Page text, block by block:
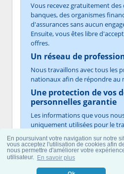
En poursuivant votre navigation sur notre
vous acceptez l'utilisation de cookies afin
nous permettre d'améliorer votre
utilisateur. En savoir plus
Vous recevez gratuitement des
banques, des organismes
d'assurances sans aucun
Ensuite, vous êtes libre
offres.
Un réseau de
Nous travaillons avec tous les
nationaux afin de répondre au
Une protection de vos
personnelles garantie
Les informations que vous
uniquement utilisées pour le
demande.